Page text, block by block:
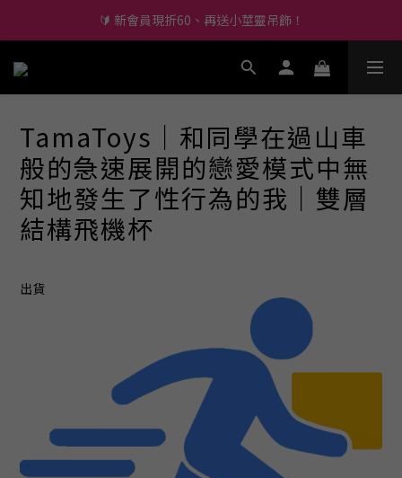
🔫 全館滿千免運，下單再抽東京來回機票
🔰 新會員現折60、再送小莖靈吊飾！
🔫 全館滿千免運，下單再抽東京來回機票
尚未有任何評價
TamaToys｜和同學在過山車
般的急速展開的戀愛模式中無
知地發生了性行為的我｜雙層
結構飛機杯
出貨